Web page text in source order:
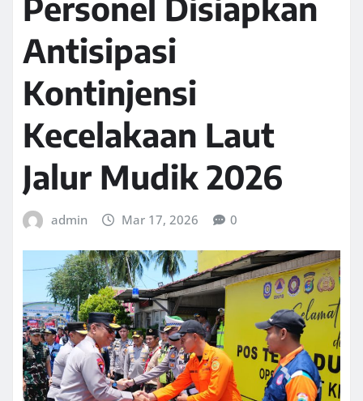
Antisipasi
Kontinjensi
Kecelakaan Laut
Jalur Mudik 2026
admin Mar 17, 2026 0